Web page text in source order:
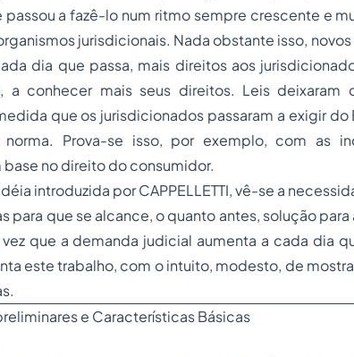
passou a fazê-lo num ritmo sempre crescente e
jurisdicionais. Nada obstante isso,
dia que passa, mais direitos aos
a conhecer mais seus direitos. Leis deixaram
que os jurisdicionados passaram a exigir
Prova-se isso, por exemplo, com as
base no direito do consumidor.
introduzida por CAPPELLETTI, vê-se a
para que se alcance, o quanto antes, solução para
que a demanda judicial aumenta a cada dia
este trabalho, com o intuito, modesto, de
e Características Básicas